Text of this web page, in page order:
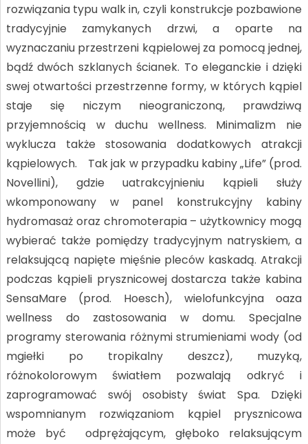
rozwiązania typu walk in, czyli konstrukcje pozbawione
tradycyjnie zamykanych drzwi, a oparte na
wyznaczaniu przestrzeni kąpielowej za pomocą jednej,
bądź dwóch szklanych ścianek. To eleganckie i dzięki
swej otwartości przestrzenne formy, w których kąpiel
staje się niczym nieograniczoną, prawdziwą
przyjemnością w duchu wellness. Minimalizm nie
wyklucza także stosowania dodatkowych atrakcji
kąpielowych. Tak jak w przypadku kabiny „Life” (prod.
Novellini), gdzie uatrakcyjnieniu kąpieli służy
wkomponowany w panel konstrukcyjny kabiny
hydromasaż oraz chromoterapia – użytkownicy mogą
wybierać także pomiędzy tradycyjnym natryskiem, a
relaksującą napięte mięśnie pleców kaskadą. Atrakcji
podczas kąpieli prysznicowej dostarcza także kabina
SensaMare (prod. Hoesch), wielofunkcyjna oaza
wellness do zastosowania w domu. Specjalne
programy sterowania różnymi strumieniami wody (od
mgiełki po tropikalny deszcz), muzyką,
różnokolorowym światłem pozwalają odkryć i
zaprogramować swój osobisty świat Spa. Dzięki
wspomnianym rozwiązaniom kąpiel prysznicowa
może być odprężającym, głęboko relaksującym